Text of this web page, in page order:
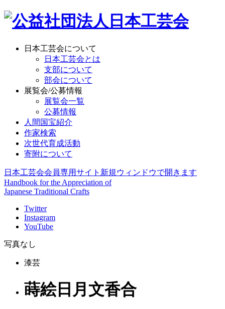
日本工芸会について
日本工芸会とは
支部について
部会について
展覧会/公募情報
展覧会一覧
公募情報
人間国宝紹介
作家検索
次世代育成活動
寄附について
日本工芸会会員専用サイト 新規ウィンドウで開きます
Handbook for the Appreciation of
Japanese Traditional Crafts
Twitter
Instagram
YouTube
写真なし
漆芸
蒔絵日月文香合